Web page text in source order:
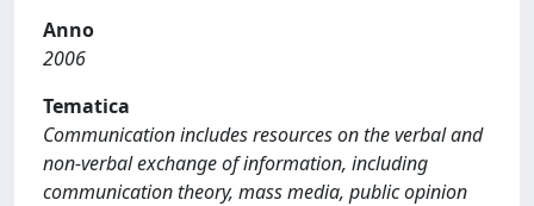
Anno
2006
Tematica
Communication includes resources on the verbal and
non-verbal exchange of information, including
communication theory, mass media, public opinion